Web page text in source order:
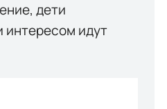
дети
интересом идут